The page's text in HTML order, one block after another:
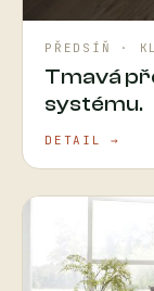
PŘEDSÍŇ ·
Tmavá
systému.
DETAIL →